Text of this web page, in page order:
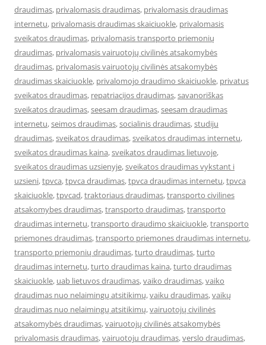
draudimas, privalomasis draudimas, privalomasis draudimas
internetu, privalomasis draudimas skaiciuokle, privalomasis
sveikatos draudimas, privalomasis transporto priemonių
draudimas, privalomasis vairuotojų civilinės atsakomybės
draudimas, privalomasis vairuotojų civilinės atsakomybės
draudimas skaiciuokle, privalomojo draudimo skaiciuokle, privatus
sveikatos draudimas, repatriacijos draudimas,savanoriškas
sveikatos draudimas,seesam draudimas,seesam draudimas
internetu,seimos draudimas,socialinis draudimas,studiju
draudimas,sveikatos draudimas,sveikatos draudimas internetu,
sveikatos draudimas kaina,sveikatos draudimas lietuvoje,
sveikatos draudimas uzsienyje,sveikatos draudimas vykstant i
uzsieni,tpvca,tpvca draudimas,tpvca draudimas internetu,tpvca
skaiciuokle,tpvcad,traktoriaus draudimas,transporto civilines
atsakomybes draudimas,transporto draudimas,transporto
draudimas internetu,transporto draudimo skaiciuokle,transporto
priemones draudimas,transporto priemones draudimas internetu,
transporto priemonių draudimas,turto draudimas,turto
draudimas internetu,turto draudimas kaina,turto draudimas
skaiciuokle, uab lietuvos draudimas,vaiko draudimas,vaiko
draudimas nuo nelaimingų atsitikimų,vaiku draudimas,vaikų
draudimas nuo nelaimingų atsitikimų,vairuotojų civilinės
atsakomybės draudimas,vairuotojų civilinės atsakomybės
privalomasis draudimas,vairuotoju draudimas,verslo draudimas,